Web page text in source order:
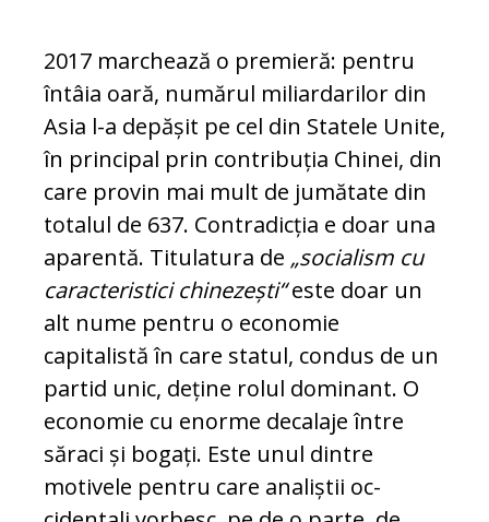
2017 marchează o premieră: pentru
în­tâia oară, numărul miliardarilor din
Asia l-a depășit pe cel din Statele Unite,
în principal prin contribuția Chinei, din
care provin mai mult de jumătate din
totalul de 637. Contradicția e doar una
apa­ren­tă. Titulatura de „socialism cu
ca­rac­te­ris­tici chinezești“este doar un
alt nume pen­tru o economie
capitalistă în care sta­tul, condus de un
partid unic, deține ro­lul dominant. O
economie cu enorme decalaje între
săraci și bogați. Este unul dintre
motivele pentru care analiștii oc­